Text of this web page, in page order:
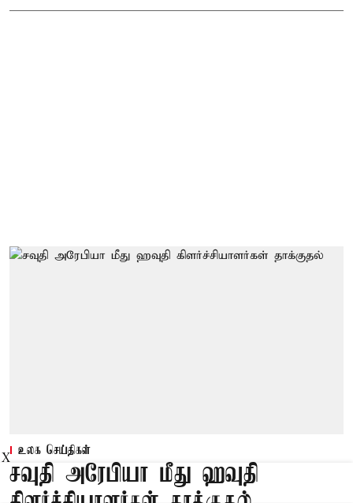
உலக செய்திகள்
சவுதி அரேபியா மீது ஹவுதி
X